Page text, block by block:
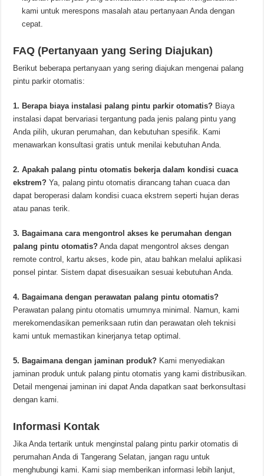
kami untuk merespons masalah atau pertanyaan Anda dengan
cepat.
FAQ (Pertanyaan yang Sering Diajukan)
Berikut beberapa pertanyaan yang sering diajukan mengenai palang
pintu parkir otomatis:
1. Berapa biaya instalasi palang pintu parkir otomatis? Biaya
instalasi dapat bervariasi tergantung pada jenis palang pintu yang
Anda pilih, ukuran perumahan, dan kebutuhan spesifik. Kami
menawarkan konsultasi gratis untuk menilai kebutuhan Anda.
2. Apakah palang pintu otomatis bekerja dalam kondisi cuaca
ekstrem? Ya, palang pintu otomatis dirancang tahan cuaca dan
dapat beroperasi dalam kondisi cuaca ekstrem seperti hujan deras
atau panas terik.
3. Bagaimana cara mengontrol akses ke perumahan dengan
palang pintu otomatis? Anda dapat mengontrol akses dengan
remote control, kartu akses, kode pin, atau bahkan melalui aplikasi
ponsel pintar. Sistem dapat disesuaikan sesuai kebutuhan Anda.
4. Bagaimana dengan perawatan palang pintu otomatis?
Perawatan palang pintu otomatis umumnya minimal. Namun, kami
merekomendasikan pemeriksaan rutin dan perawatan oleh teknisi
kami untuk memastikan kinerjanya tetap optimal.
5. Bagaimana dengan jaminan produk? Kami menyediakan
jaminan produk untuk palang pintu otomatis yang kami distribusikan.
Detail mengenai jaminan ini dapat Anda dapatkan saat berkonsultasi
dengan kami.
Informasi Kontak
Jika Anda tertarik untuk menginstal palang pintu parkir otomatis di
perumahan Anda di Tangerang Selatan, jangan ragu untuk
menghubungi kami. Kami siap memberikan informasi lebih lanjut,